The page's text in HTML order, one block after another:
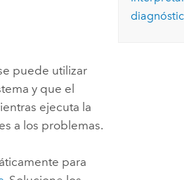
Explorar ArcGIS Pro
Leer la historia
puede utilizar
y que el
ejecuta la
a los problemas.
para